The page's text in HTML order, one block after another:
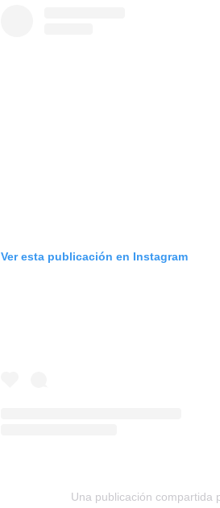
Ver esta publicación en Instagram
Una publicación compartida